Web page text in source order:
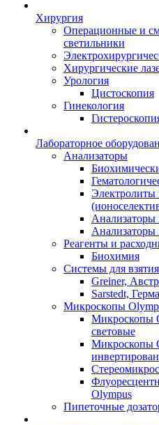
Хирургия
Операционные и
светильники
Хирургические
Урология
Цистоскопия
Гинекология
Лабораторное
Анализаторы
Электролиты
Анализаторы
Анализаторы
Реагенты и
Биохимия
Системы для
Greiner,
Sarstedt,
Микроскопы
Микроскопы
световые
Микроскопы
Olympus
Пипеточные